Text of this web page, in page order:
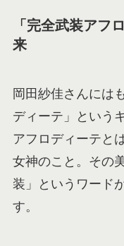
「完全武装アフ
来
岡田紗佳さんには
ディーテ」という
アフロディーテと
女神のこと。その
装」というワード
す。